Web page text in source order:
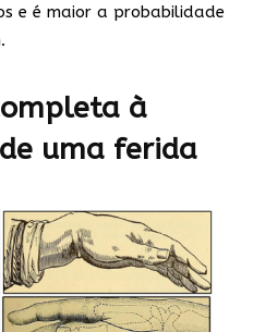
e é maior a probabilidade
à
uma ferida